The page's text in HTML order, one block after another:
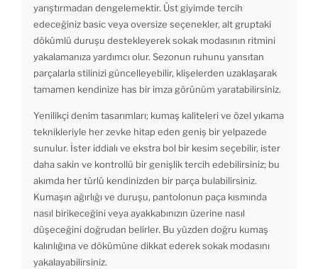
yarıştırmadan dengelemektir. Üst giyimde tercih
edeceğiniz basic veya oversize seçenekler, alt gruptaki
dökümlü duruşu destekleyerek sokak modasının ritmini
yakalamanıza yardımcı olur. Sezonun ruhunu yansıtan
parçalarla stilinizi güncelleyebilir, klişelerden uzaklaşarak
tamamen kendinize has bir imza görünüm yaratabilirsiniz.
Yenilikçi denim tasarımları; kumaş kaliteleri ve özel yıkama
teknikleriyle her zevke hitap eden geniş bir yelpazede
sunulur. İster iddialı ve ekstra bol bir kesim seçebilir, ister
daha sakin ve kontrollü bir genişlik tercih edebilirsiniz; bu
akımda her türlü kendinizden bir parça bulabilirsiniz.
Kumaşın ağırlığı ve duruşu, pantolonun paça kısmında
nasıl birikeceğini veya ayakkabınızın üzerine nasıl
düşeceğini doğrudan belirler. Bu yüzden doğru kumaş
kalınlığına ve dökümüne dikkat ederek sokak modasını
yakalayabilirsiniz.